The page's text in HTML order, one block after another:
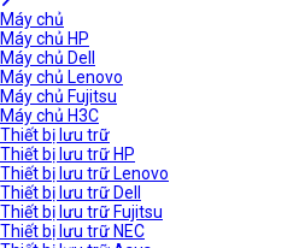
Máy chủ
Máy chủ HP
Máy chủ Dell
Máy chủ Lenovo
Máy chủ Fujitsu
Máy chủ H3C
Thiết bị lưu trữ
Thiết bị lưu trữ HP
Thiết bị lưu trữ Lenovo
Thiết bị lưu trữ Dell
Thiết bị lưu trữ Fujitsu
Thiết bị lưu trữ NEC